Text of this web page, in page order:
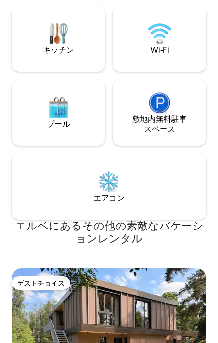
暖炉のそばでリラックスしましょう。 デ
ッキに座って、水位の静けさを観察しま
す。 ハウスボートのすぐそばに駐車場が
あります。
ッチン、豪華なキ
備わっています。
キッチン Wi-Fi
プール
敷地内無料駐⁠車
ス⁠ペ⁠ー⁠ス
エアコン
エルベにあるその他の素敵なバケーシ
ョンレンタル
ゲストチョイス
ゲストチョイス